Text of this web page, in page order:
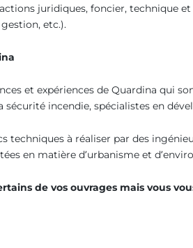
juridiques, foncier, technique
etc.).
et expériences de Quardina
sécurité incendie, spécialistes en
techniques à réaliser par des
en matière d’urbanisme et
de vos ouvrages mais vous